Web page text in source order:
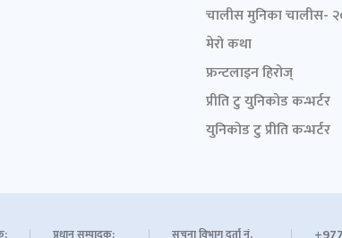
चालीस मुनिका चालीस-
मेरो कथा
फ्रन्टलाइन हिरोज्
प्रीति टु युनिकोड कन्भर्टर
युनिकोड टु प्रीति कन्भर्टर
प्रधान सम्पादक: सूचना विभाग दर्ता नं.